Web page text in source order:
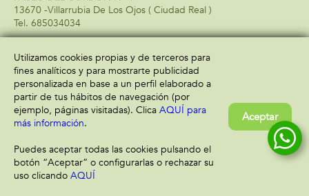
Filtrar
13670 -Villarrubia De Los Ojos ( Ciudad Real )
685034034
Información
Aviso legal
Política de privacidad
Política de cookies
Atención al cliente
Envío y devolución
Utilizamos cookies propias y de terceros para
fines analíticos y para mostrarte publicidad
personalizada en base a un perfil elaborado a
partir de tus hábitos de navegación (por
ejemplo, páginas visitadas). Clica AQUÍ para
más información.
Puedes aceptar todas las cookies pulsando el
botón “Aceptar” o configurarlas o rechazar su
uso clicando AQUÍ
Aceptar